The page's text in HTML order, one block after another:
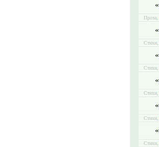
«
Проза,
«
Стихи,
«
Стихи,
«
Стихи,
«
Стихи,
«
Стихи,